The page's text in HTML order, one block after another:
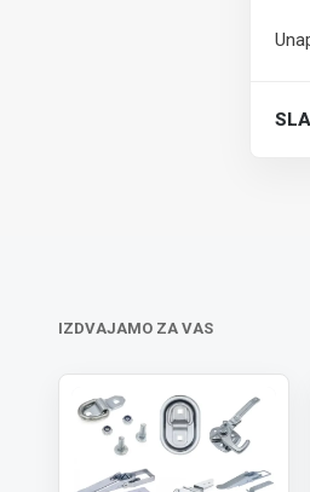
IZDVAJAMO ZA VAS